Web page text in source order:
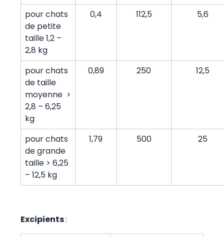
pour chats
de petite
taille 1,2 –
2,8 kg
0,4 112,5 5,6
pour chats
de taille
moyenne >
2,8 – 6,25
kg
0,89 250 12,5
pour chats
de grande
taille > 6,25
– 12,5 kg
1,79 500 25
Excipients: